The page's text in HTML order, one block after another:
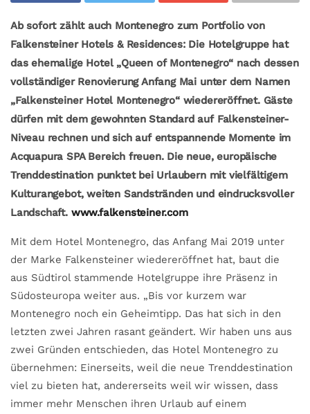
Ab sofort zählt auch Montenegro zum Portfolio von
Falkensteiner Hotels & Residences: Die Hotelgruppe hat
das ehemalige Hotel „Queen of Montenegro“ nach dessen
vollständiger Renovierung Anfang Mai unter dem Namen
„Falkensteiner Hotel Montenegro“ wiedereröffnet. Gäste
dürfen mit dem gewohnten Standard auf Falkensteiner-
Niveau rechnen und sich auf entspannende Momente im
Acquapura SPA Bereich freuen. Die neue, europäische
Trenddestination punktet bei Urlaubern mit vielfältigem
Kulturangebot, weiten Sandstränden und eindrucksvoller
Landschaft. www.falkensteiner.com
Mit dem Hotel Montenegro, das Anfang Mai 2019 unter
der Marke Falkensteiner wiedereröffnet hat, baut die
aus Südtirol stammende Hotelgruppe ihre Präsenz in
Südosteuropa weiter aus. „Bis vor kurzem war
Montenegro noch ein Geheimtipp. Das hat sich in den
letzten zwei Jahren rasant geändert. Wir haben uns aus
zwei Gründen entschieden, das Hotel Montenegro zu
übernehmen: Einerseits, weil die neue Trenddestination
viel zu bieten hat, andererseits weil wir wissen, dass
immer mehr Menschen ihren Urlaub auf einem